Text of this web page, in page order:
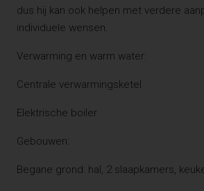
dus hij kan ook helpen met verdere
individuele wensen.
Verwarming en warm water:
Centrale verwarmingsketel
Elektrische boiler
Gebouwen:
Begane grond: hal, 2 slaapkamers,